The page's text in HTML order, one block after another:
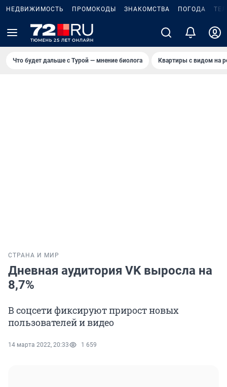
НЕДВИЖИМОСТЬ ПРОМОКОДЫ ЗНАКОМСТВА ПОГОДА
Что будет дальше с Турой — мнение биолога Квартиры с видом на
СТРАНА И МИР
Дневная аудитория VK выросла на
8,7%
В соцсети фиксируют прирост новых
пользователей и видео
14 марта 2022, 20:33 1 659